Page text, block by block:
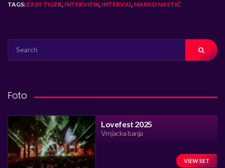
TAGS: EASY TIGER, INTERVIEW, INTERVJU, MARKO NASTIĆ
FOR:
Foto
Lovefest 2025
Vrnjacka banja
VIEW SET